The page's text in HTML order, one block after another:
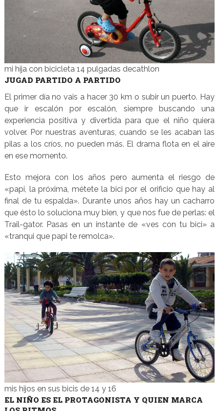
mi hija con bicicleta 14 pulgadas decathlon
JUGAD PARTIDO A PARTIDO
El primer día no vais a hacer 30 km o subir un puerto. Hay
que ir escalón por escalón, siempre buscando una
experiencia positiva y divertida para que el niño quiera
volver. Por nuestras aventuras, cuando se les acaban las
pilas a los críos, no pueden más. El drama flota en el aire
en ese momento.
Esto mejora con los años pero aumenta el riesgo de
«papi, la próxima, métete la bici por el orificio que hay al
final de tu espalda». Durante unos años hay un cacharro
que ésto lo soluciona muy bien, y que nos fue de perlas: el
Trail-gator. Pasas en un instante de «ves con tu bici» a
«tranqui que papi te remolca».
mis hijos en sus bicis de 14 y 16
EL NIÑO ES EL PROTAGONISTA Y QUIEN MARCA